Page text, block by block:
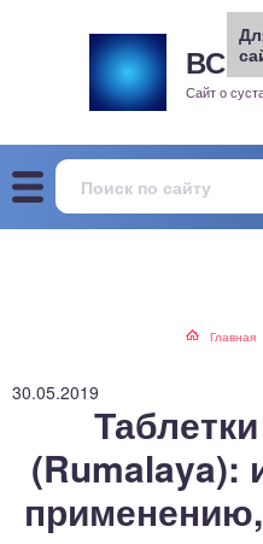
ВСЕ
Сайт о
Главная
30.05.2019
(Rumalaya):
сустав